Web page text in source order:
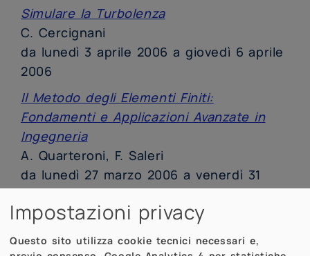
Simulare la Turbolenza
C. Cercignani
da lunedì 3 aprile 2006 a giovedì 6 aprile
2006
Il Metodo degli Elementi Finiti:
Fondamenti e Applicazioni Avanzate in
Ingegneria
A. Quarteroni, F. Saleri
da lunedì 27 marzo 2006 a venerdì 31
marzo 2006
Tecniche di Generazione di Griglie per il
Calcolo Scientifico
Impostazioni privacy
Questo sito utilizza cookie tecnici necessari e,